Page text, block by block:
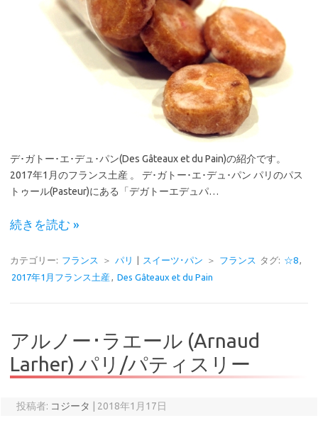
デ･ガトー･エ･デュ･パン(Des Gâteaux et du Pain)の紹介です。
2017年1月のフランス土産 。 デ･ガトー･エ･デュ･パン パリのパス
トゥール(Pasteur)にある「デガトーエデュパ…
続きを読む »
カテゴリー: フランス ＞ パリ スイーツ･パン ＞ フランス タグ: ☆8,
2017年1月フランス土産, Des Gâteaux et du Pain
アルノー･ラエール (Arnaud
Larher) パリ/パティスリー
投稿者: コジータ 2018年1月17日